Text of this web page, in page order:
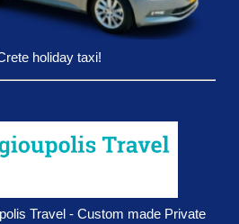
holiday taxi!
Travel - Custom made Private